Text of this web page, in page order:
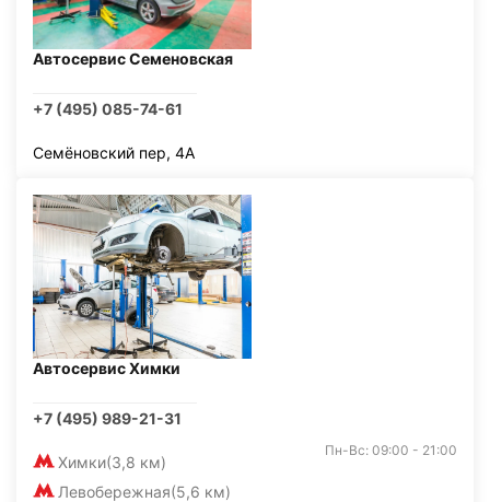
Автосервис Семеновская
+7 (495) 085-74-61
Семёновский пер, 4А
Автосервис Химки
+7 (495) 989-21-31
Химки(3,8 км)
Левобережная(5,6 км)
Пн-Вс: 09:00 - 21:00